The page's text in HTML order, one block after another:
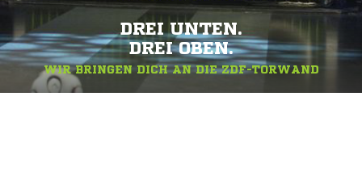
DREI UNTEN.
DREI OBEN.
WIR BRINGEN DICH AN DIE ZDF-TORWAND